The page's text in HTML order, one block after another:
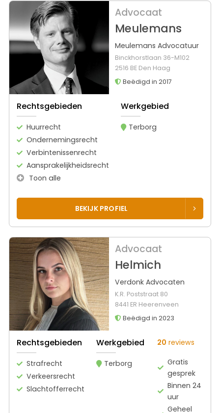
Advocaat
Meulemans
Meulemans Advocatuur
Binckhorstlaan 36-M102
2516 BE Den Haag
Beëdigd in 2017
Rechtsgebieden
Huurrecht
Ondernemingsrecht
Verbintenissenrecht
Aansprakelijkheidsrecht
Toon alle
Werkgebied
Terborg
BEKIJK PROFIEL
Advocaat
Helmich
Verdonk Advocaten
K.R. Poststraat 80
8441 ER Heerenveen
Beëdigd in 2023
Rechtsgebieden
Strafrecht
Verkeersrecht
Slachtofferrecht
Werkgebied
Terborg
20 reviews
Gratis
gesprek
Binnen 24
uur
Geheel